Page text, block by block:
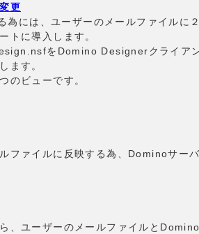
更
為には、ユーザーのメールファイルに
トに導入します。
をDomino Designerクライアン
ます。
のビューです。
ファイルに反映する為、Dominoサー
、ユーザーのメールファイルと